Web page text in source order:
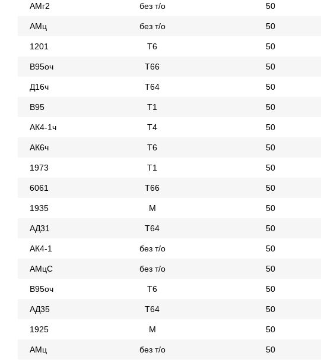
АМг2 без т/о 50
АМц без т/о 50
1201 Т6 50
В95оч Т66 50
Д16ч Т64 50
В95 Т1 50
АК4-1ч Т4 50
АК6ч Т6 50
1973 Т1 50
6061 Т66 50
1935 М 50
АД31 Т64 50
АК4-1 без т/о 50
АМцС без т/о 50
В95оч Т6 50
АД35 Т64 50
1925 М 50
АМц без т/о 50